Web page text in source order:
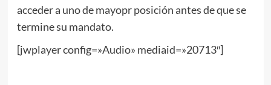
acceder a uno de mayopr posición antes de que se
termine su mandato.
[jwplayer config=»Audio» mediaid=»20713″]